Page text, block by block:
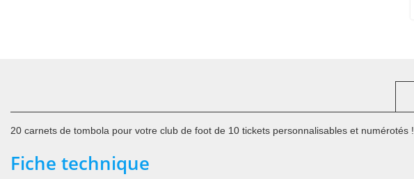
20 carnets de tombola pour votre club de foot de 10 tickets personnalisables et numérotés !
Fiche technique